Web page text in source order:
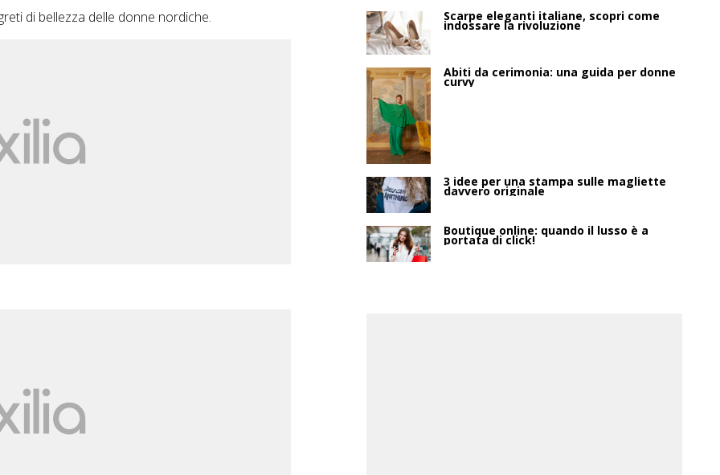
di bellezza delle donne nordiche. Scarpe eleganti italiane, scopri come
indossare la rivoluzione
Abiti da cerimonia: una guida per donne
curvy
3 idee per una stampa sulle magliette
davvero originale
Boutique online: quando il lusso è a
portata di click!